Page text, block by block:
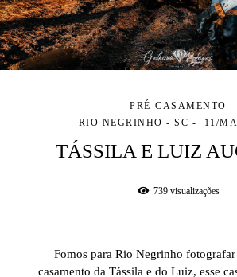
PRÉ-CASAMENTO
RIO NEGRINHO - SC
11/
TÁSSILA E LUIZ
739visualizações
Fomos para Rio Negrinho
casamento da Tássila e do Luiz, esse